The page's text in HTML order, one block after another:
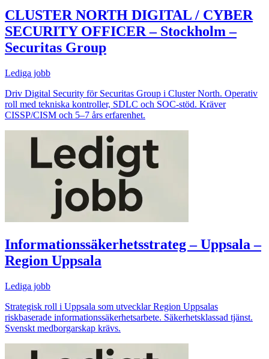
CLUSTER NORTH DIGITAL / CYBER
SECURITY OFFICER – Stockholm –
Securitas Group
Lediga jobb
Driv Digital Security för Securitas Group i Cluster North. Operativ
roll med tekniska kontroller, SDLC och SOC-stöd. Kräver
CISSP/CISM och 5–7 års erfarenhet.
Informationssäkerhetsstrateg – Uppsala –
Region Uppsala
Lediga jobb
Strategisk roll i Uppsala som utvecklar Region Uppsalas
riskbaserade informationssäkerhetsarbete. Säkerhetsklassad tjänst.
Svenskt medborgarskap krävs.